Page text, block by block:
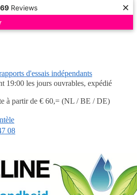
Reviews ×
d'essais indépendants
19:00 les jours ouvrables, expédié
à partir de € 60,= (NL / BE / DE)
08